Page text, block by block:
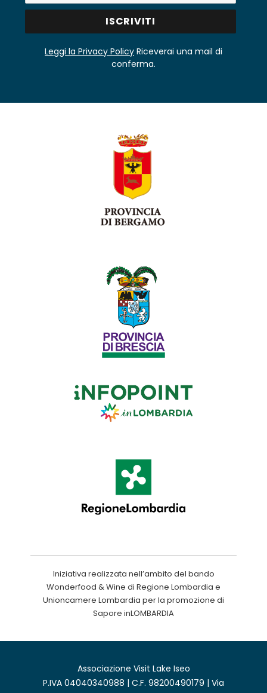
Leggi la Privacy Policy Riceverai una mail di
conferma.
Iniziativa realizzata nell’ambito del bando
Wonderfood & Wine di Regione Lombardia e
Unioncamere Lombardia per la promozione di
Sapore inLOMBARDIA
Associazione Visit Lake Iseo
P.IVA 04040340988 | C.F. 98200490179 | Via